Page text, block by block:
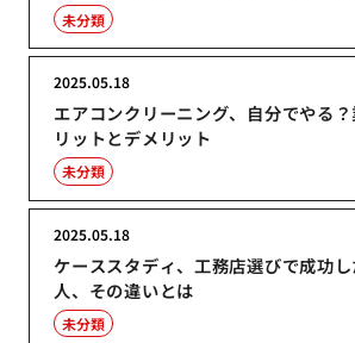
未分類
エアコンクリーニング、自分でやる
リットとデメリット
2025.05.18
未分類
ケーススタディ、工務店選びで成功
人、その違いとは
2025.05.18
未分類